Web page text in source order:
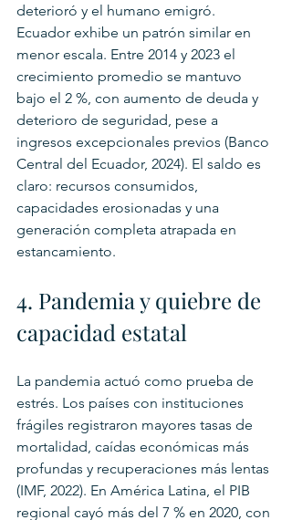
deterioró y el humano emigró.
Ecuador exhibe un patrón similar en
menor escala. Entre 2014 y 2023 el
crecimiento promedio se mantuvo
bajo el 2 %, con aumento de deuda y
deterioro de seguridad, pese a
ingresos excepcionales previos (Banco
Central del Ecuador, 2024). El saldo es
claro: recursos consumidos,
capacidades erosionadas y una
generación completa atrapada en
estancamiento.
4. Pandemia y quiebre de
capacidad estatal
La pandemia actuó como prueba de
estrés. Los países con instituciones
frágiles registraron mayores tasas de
mortalidad, caídas económicas más
profundas y recuperaciones más lentas
(IMF, 2022). En América Latina, el PIB
regional cayó más del 7 % en 2020, con